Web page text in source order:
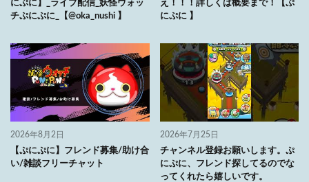
にぷに】_ライブ配信_妖怪ウォッ
チぷにぷに_【@oka_nushi 】
え！！！詳しくは概要まで！【ぷ
にぷに 】
2026年8月2日
【ぷにぷに】フレンド募集/助け合
い/雑談フリーチャット
2026年7月25日
チャンネル登録お願いします。ぷ
にぷに、フレンド探してるのでな
ってくれたら嬉しいです。